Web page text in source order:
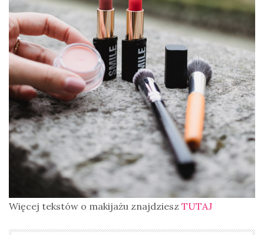
Więcej tekstów o makijażu znajdziesz TUTAJ